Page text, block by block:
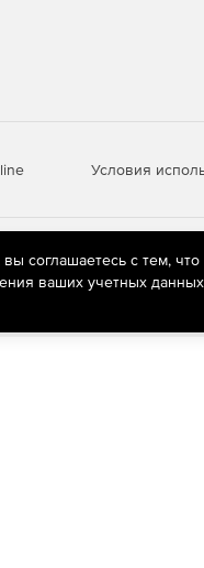
Условия
технологии
сети
соглашаетесь с тем,
ваших учетных